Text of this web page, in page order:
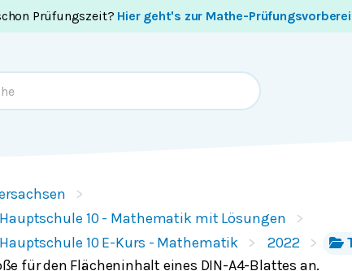
Prüfungszeit? Hier geht's zur Mathe-
10 - Mathematik mit Lösungen
10 E-Kurs - Mathematik
2022
für den Flächeninhalt eines DIN-A4-Blattes an.